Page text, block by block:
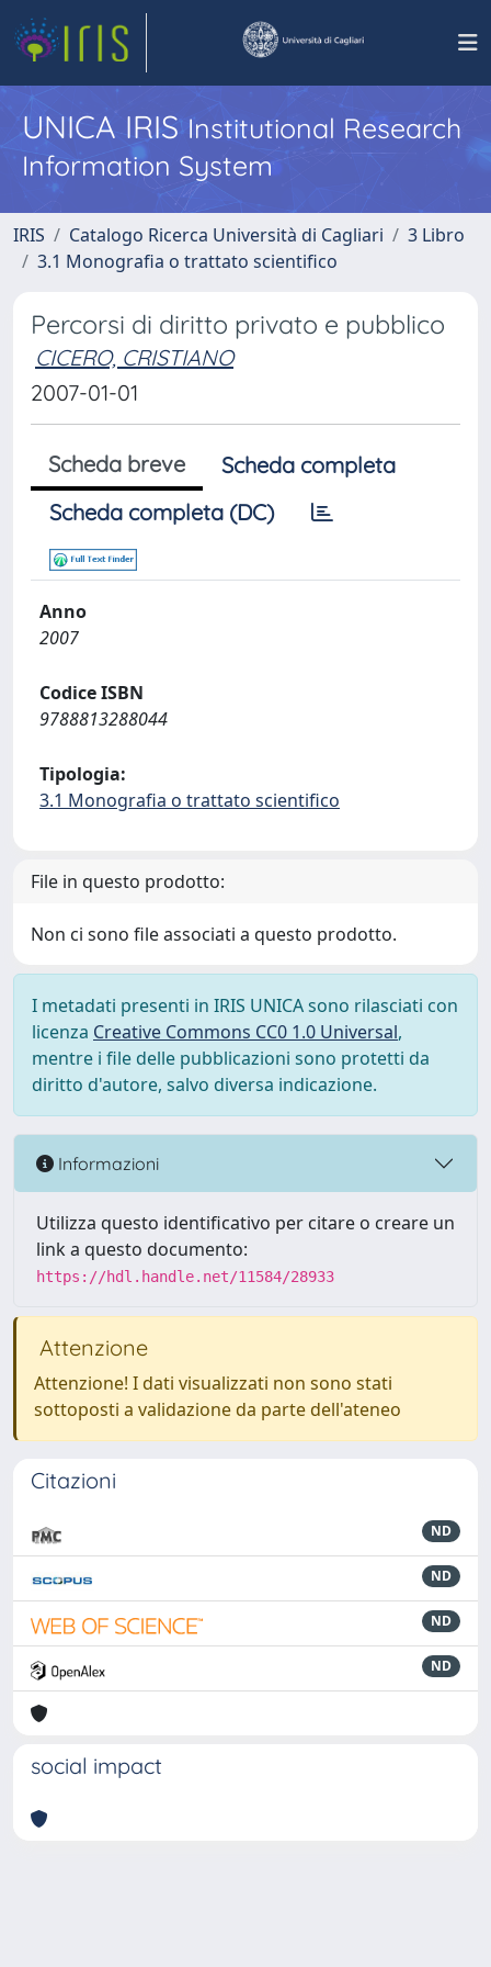
UNICA IRISInstitutional Research
Information System
IRIS Catalogo Ricerca Università di Cagliari
3 Libro
3.1 Monografia o trattato scientifico
Percorsi di diritto privato e pubblico
CICERO, CRISTIANO
2007-01-01
Scheda breve
Scheda completa
Scheda completa (DC)
Anno
2007
Codice ISBN
9788813288044
Tipologia:
3.1 Monografia o trattato scientifico
File in questo prodotto:
Non ci sono file associati a questo prodotto.
I metadati presenti in IRIS UNICA sono rilasciati con
licenza Creative Commons CC0 1.0 Universal,
mentre i file delle pubblicazioni sono protetti da
diritto d'autore, salvo diversa indicazione.
Informazioni
Utilizza questo identificativo per citare o creare un
link a questo documento:
https://hdl.handle.net/11584/28933
Attenzione
Attenzione! I dati visualizzati non sono stati
sottoposti a validazione da parte dell'ateneo
Citazioni
ND
ND
ND
ND
social impact